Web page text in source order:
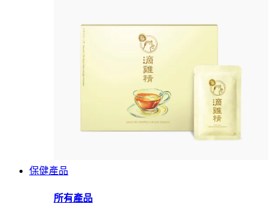
保健產品
所有產品